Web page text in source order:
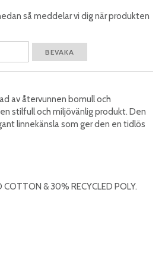
så meddelar vi dig när produkten
BEVAKA
av återvunnen bomull och
stilfull och miljövänlig produkt. Den
linnekänsla som ger den en tidlös
& 30% RECYCLED POLY.